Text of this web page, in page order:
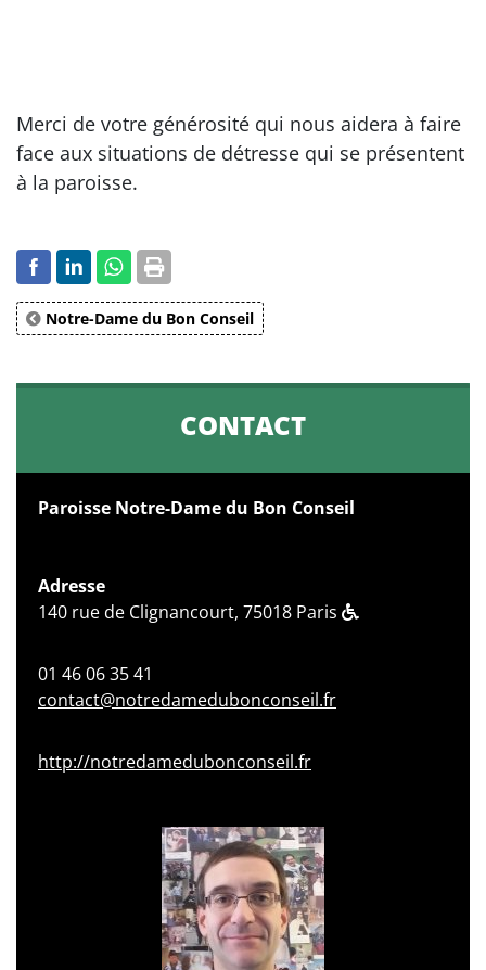
Merci de votre générosité qui nous aidera à faire
face aux situations de détresse qui se présentent
à la paroisse.
Notre-Dame du Bon Conseil
CONTACT
Paroisse Notre-Dame du Bon Conseil
Adresse
140 rue de Clignancourt, 75018 Paris
01 46 06 35 41
contact@notredamedubonconseil.fr
http://notredamedubonconseil.fr